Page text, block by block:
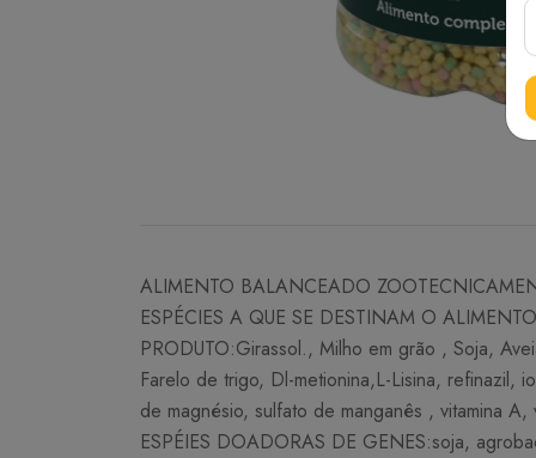
ALIMENTO BALANCEADO
ESPÉCIES A QUE SE DESTINAM O
PRODUTO:Girassol., Milho em grão , Soja,
Farelo de trigo, Dl-metionina,L-Lisina,
de magnésio, sulfato de manganês , vitamina
ESPÉIES DOADORAS DE GENES:soja,